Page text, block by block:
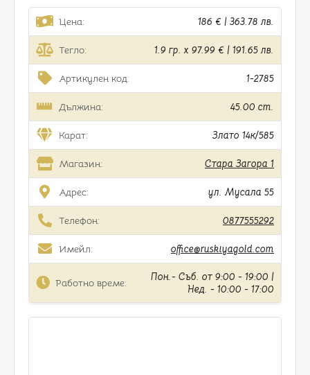
Цена: 186 € | 363.78 лв.
Тегло: 1.9 гр. x 97.99 € | 191.65 лв.
Артикулен код: 1-2785
Дължина: 45.00 cm.
Карат: Злато 14к/585
Магазин: Стара Загора 1
Адрес: ул. Мусала 55
Телефон: 0877555292
Имейл: office@ruskiyagold.com
Работно време:
Пон.- Съб. от 9:00 - 19:00 |
Нед. - 10:00 - 17:00